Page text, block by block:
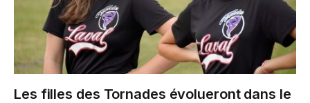
Les filles des Tornades évolueront dans le